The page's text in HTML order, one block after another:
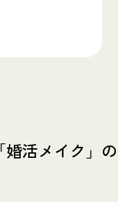
活メイク」の